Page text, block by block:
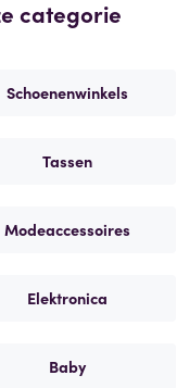
categorie
Schoenenwinkels
Tassen
Modeaccessoires
Elektronica
Baby